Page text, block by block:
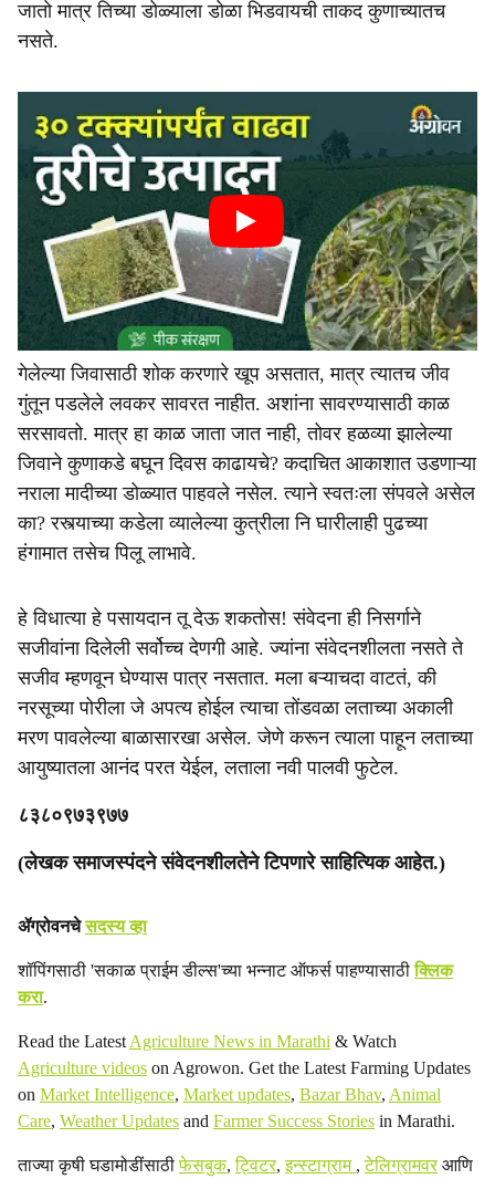
जातो मात्र तिच्या डोळ्याला डोळा भिडवायची ताकद कुणाच्यातच
नसते.
गेलेल्या जिवासाठी शोक करणारे खूप असतात, मात्र त्यातच जीव
गुंतून पडलेले लवकर सावरत नाहीत. अशांना सावरण्यासाठी काळ
सरसावतो. मात्र हा काळ जाता जात नाही, तोवर हळव्या झालेल्या
जिवाने कुणाकडे बघून दिवस काढायचे? कदाचित आकाशात उडणाऱ्या
नराला मादीच्या डोळ्यात पाहवले नसेल. त्याने स्वतःला संपवले असेल
का? रस्त्याच्या कडेला व्यालेल्या कुत्रीला नि घारीलाही पुढच्या
हंगामात तसेच पिलू लाभावे.
हे विधात्या हे पसायदान तू देऊ शकतोस! संवेदना ही निसर्गाने
सजीवांना दिलेली सर्वोच्च देणगी आहे. ज्यांना संवेदनशीलता नसते ते
सजीव म्हणवून घेण्यास पात्र नसतात. मला बऱ्याचदा वाटतं, की
नरसूच्या पोरीला जे अपत्य होईल त्याचा तोंडवळा लताच्या अकाली
मरण पावलेल्या बाळासारखा असेल. जेणे करून त्याला पाहून लताच्या
आयुष्यातला आनंद परत येईल, लताला नवी पालवी फुटेल.
८३८०९७३९७७
(लेखक समाजस्पंदने संवेदनशीलतेने टिपणारे साहित्यिक आहेत.)
ॲग्रोवनचेसदस्य व्हा
शॉपिंगसाठी 'सकाळ प्राईम डील्स'च्या भन्नाट ऑफर्स पाहण्यासाठीक्लिक
करा.
Read the Latest Agriculture News in Marathi & Watch
Agriculture videos on Agrowon. Get the Latest Farming Updates
on Market Intelligence, Market updates, Bazar Bhav, Animal
Care, Weather Updates and Farmer Success Stories in Marathi.
ताज्या कृषी घडामोडींसाठीफेसबुक,ट्विटर,इन्स्टाग्राम ,टेलिग्रामवरआणि